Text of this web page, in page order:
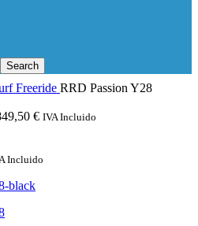
Search
Freeride RRD Passion Y28
€Rango
desde
IVA Incluido
Incluido